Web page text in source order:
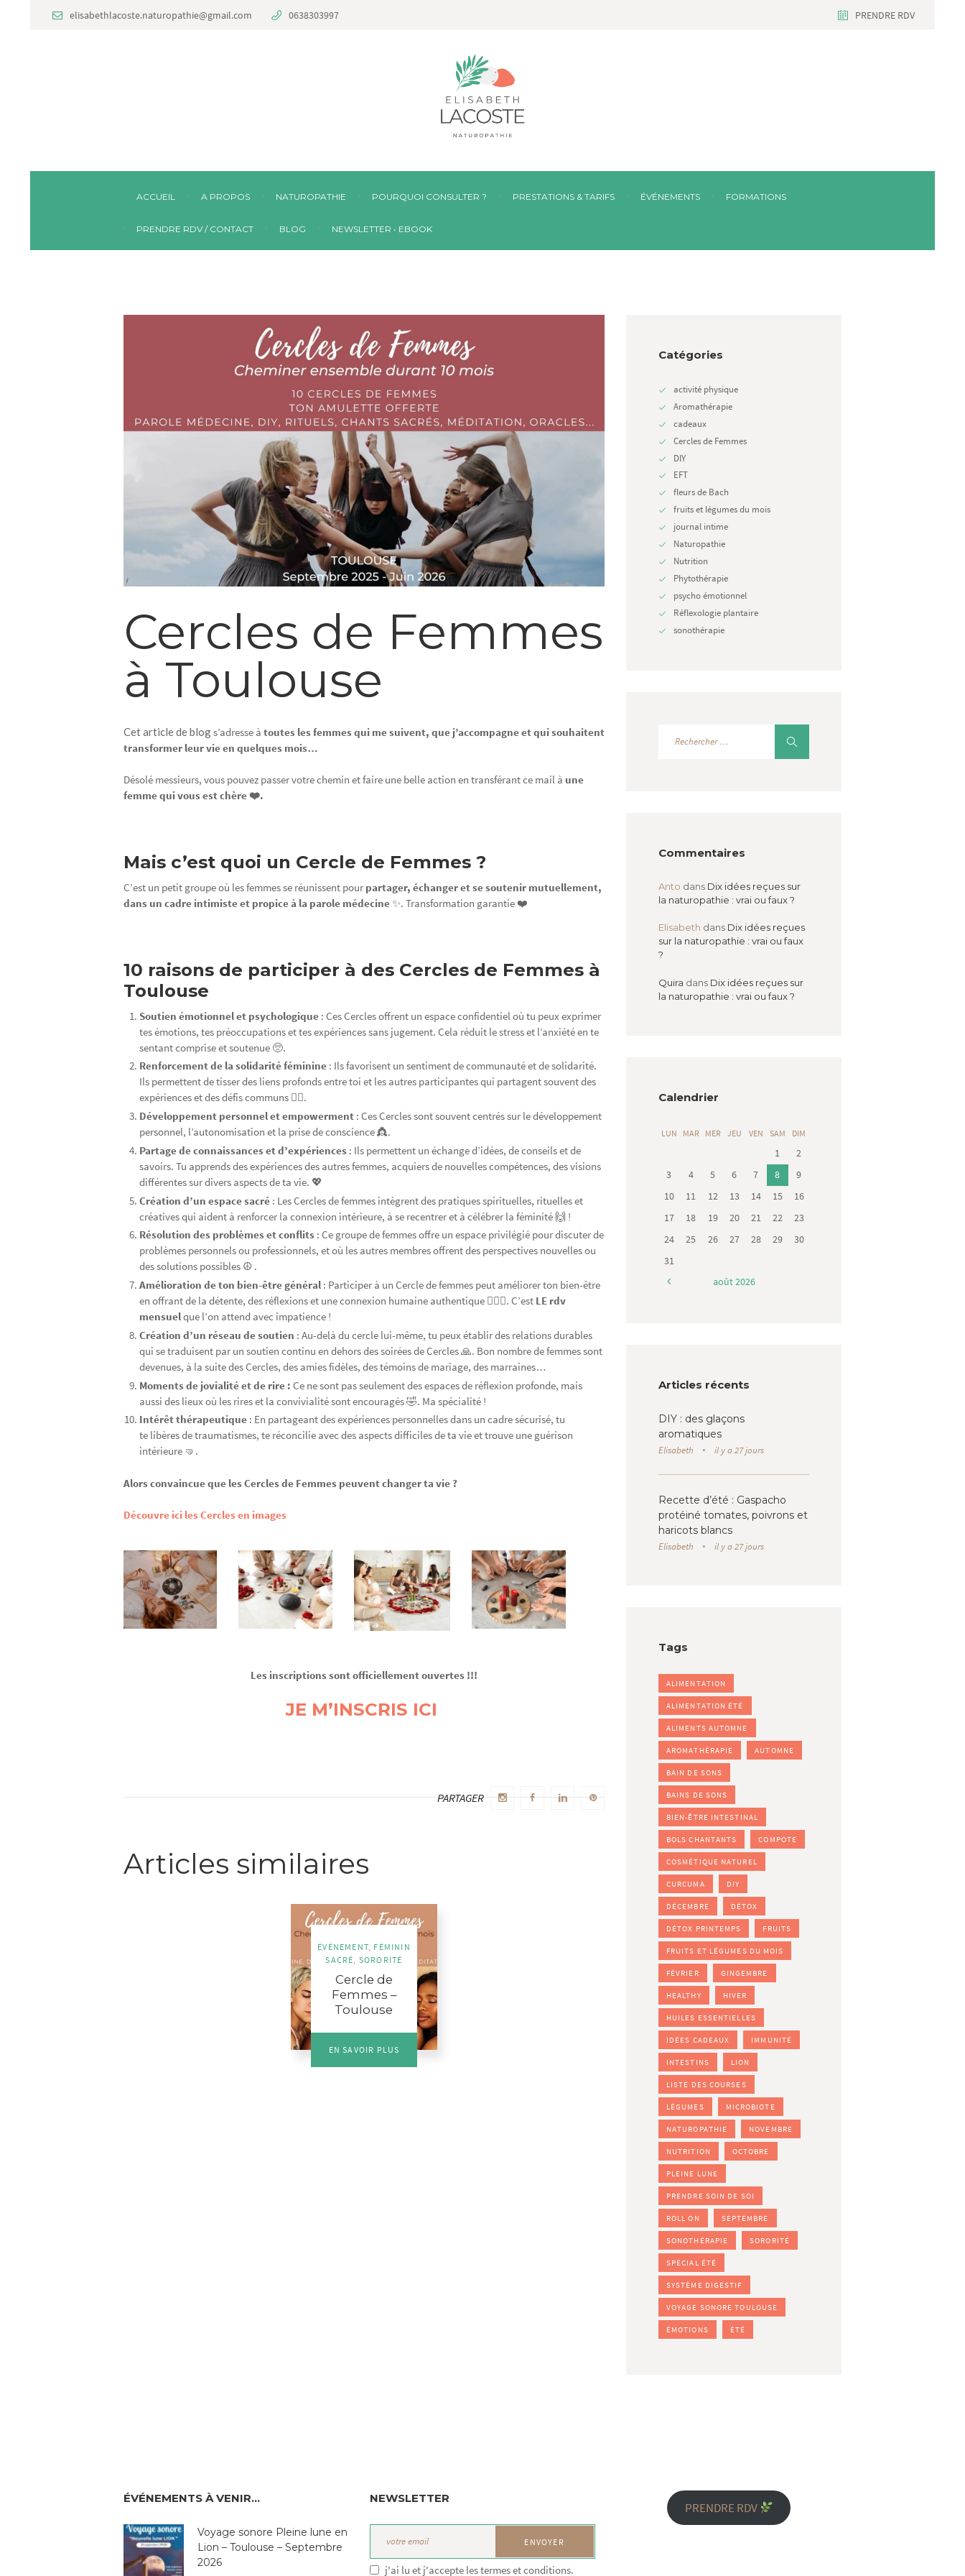
elisabethlacoste.naturopathie@gmail.com 0638303997 PRENDRE RDV
ACCUEIL A PROPOS NATUROPATHIE POURQUOI CONSULTER ? PRESTATIONS & TARIFS ÉVÉNEMENTS FORMATIONS
PRENDRE RDV / CONTACT BLOG NEWSLETTER • EBOOK
Next item
Cercles de Femmes
à Toulouse
Cet article de blogs’adresse à toutes les femmes qui me suivent, que j’accompagne et qui souhaitent
transformer leur vie en quelques mois…
Désolé messieurs, vous pouvez passer votre chemin et faire une belle action en transférant ce mail à une
femme qui vous est chère ❤️.
Mais c’est quoi un Cercle de Femmes ?
C’est un petit groupe où les femmes se réunissent pour partager, échanger et se soutenir mutuellement,
dans un cadre intimiste et propice à la parole médecine✨. Transformation garantie ❤️
10 raisons de participer à des Cercles de Femmes à
Toulouse
Soutien émotionnel et psychologique : Ces Cercles offrent un espace confidentiel où tu peux exprimer
tes émotions, tes préoccupations et tes expériences sans jugement. Cela réduit le stress et l’anxiété en te
sentant comprise et soutenue 🥺.
Renforcement de la solidarité féminine : Ils favorisent un sentiment de communauté et de solidarité.
Ils permettent de tisser des liens profonds entre toi et les autres participantes qui partagent souvent des
expériences et des défis communs 👯‍♀️.
Développement personnel et empowerment : Ces Cercles sont souvent centrés sur le développement
personnel, l’autonomisation et la prise de conscience 👸.
Partage de connaissances et d’expériences : Ils permettent un échange d’idées, de conseils et de
savoirs. Tu apprends des expériences des autres femmes, acquiers de nouvelles compétences, des visions
différentes sur divers aspects de ta vie. 💖
Création d’un espace sacré : Les Cercles de femmes intègrent des pratiques spirituelles, rituelles et
créatives qui aident à renforcer la connexion intérieure, à se recentrer et à célébrer la féminité 🙌 !
Résolution des problèmes et conflits : Ce groupe de femmes offre un espace privilégié pour discuter de
problèmes personnels ou professionnels, et où les autres membres offrent des perspectives nouvelles ou
des solutions possibles ☮️ .
Amélioration de ton bien-être général : Participer à un Cercle de femmes peut améliorer ton bien-être
en offrant de la détente, des réflexions et une connexion humaine authentique 🧘🏻‍♀️. C’est LE rdv
mensuelque l’on attend avec impatience !
Création d’un réseau de soutien : Au-delà du cercle lui-même, tu peux établir des relations durables
qui se traduisent par un soutien continu en dehors des soirées de Cercles 🙏. Bon nombre de femmes sont
devenues, à la suite des Cercles, des amies fidèles, des témoins de mariage, des marraines…
Moments de jovialité et de rire : Ce ne sont pas seulement des espaces de réflexion profonde, mais
aussi des lieux où les rires et la convivialité sont encouragés 🤣. Ma spécialité !
Intérêt thérapeutique : En partageant des expériences personnelles dans un cadre sécurisé, tu
te libères de traumatismes, te réconcilie avec des aspects difficiles de ta vie et trouve une guérison
intérieure 🤜.
Alors convaincue que les Cercles de Femmes peuvent changer ta vie ?
Découvre ici les Cercles en images
Les inscriptions sont officiellement ouvertes !!!
JE M’INSCRIS ICI
PARTAGER
Articles similaires
ÉVÉNEMENT, FÉMININ
SACRÉ, SORORITÉ
Cercle de
Femmes –
Toulouse
EN SAVOIR PLUS
Catégories
activité physique
Aromathérapie
cadeaux
Cercles de Femmes
DIY
EFT
fleurs de Bach
fruits et légumes du mois
journal intime
Naturopathie
Nutrition
Phytothérapie
psycho émotionnel
Réflexologie plantaire
sonothérapie
Commentaires
Anto dans Dix idées reçues sur
la naturopathie : vrai ou faux ?
Elisabeth dans Dix idées reçues
sur la naturopathie : vrai ou faux
?
Quira dans Dix idées reçues sur
la naturopathie : vrai ou faux ?
Calendrier
LUN MAR MER JEU VEN SAM DIM
1
2
3
4 5 6 7 8
9
10
11 12 13 14 15
16
17
18 19 20 21 22
23
24
25 26 27 28 29
30
31
août2026
Articles récents
DIY : des glaçons
aromatiques
Elisabeth il y a 27 jours
Recette d’été : Gaspacho
protéiné tomates, poivrons et
haricots blancs
Elisabeth il y a 27 jours
Tags
ALIMENTATION
ALIMENTATION ÉTÉ
ALIMENTS AUTOMNE
AROMATHÉRAPIE AUTOMNE
BAIN DE SONS
BAINS DE SONS
BIEN-ÊTRE INTESTINAL
BOLS CHANTANTS COMPOTE
COSMÉTIQUE NATUREL
CURCUMA DIY
DÉCEMBRE DÉTOX
DÉTOX PRINTEMPS FRUITS
FRUITS ET LÉGUMES DU MOIS
FÉVRIER GINGEMBRE
HEALTHY HIVER
HUILES ESSENTIELLES
IDÉES CADEAUX IMMUNITÉ
INTESTINS LION
LISTE DES COURSES
LÉGUMES MICROBIOTE
NATUROPATHIE NOVEMBRE
NUTRITION OCTOBRE
PLEINE LUNE
PRENDRE SOIN DE SOI
ROLL ON SEPTEMBRE
SONOTHÉRAPIE SORORITÉ
SPÉCIAL ÉTÉ
SYSTÈME DIGESTIF
VOYAGE SONORE TOULOUSE
ÉMOTIONS ÉTÉ
ÉVÉNEMENTS À VENIR…
Voyage sonore Pleine lune en
Lion – Toulouse – Septembre
2026
NEWSLETTER
j'ai lu et j'accepte les termes et conditions.
PRENDRE RDV